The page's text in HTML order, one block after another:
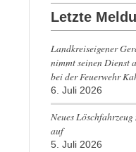
Letzte
Landkreiseigener
nimmt seinen Dienst
bei der Feuerwehr
6. Juli 2026
Neues
auf
5. Juli 2026